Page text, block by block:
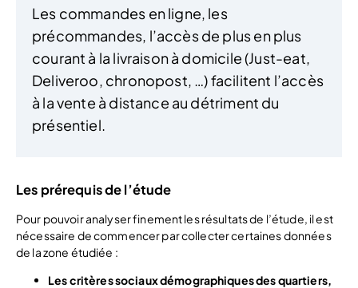
Les commandes en ligne, les
précommandes, l’accès de plus en plus
courant à la livraison à domicile (Just-eat,
Deliveroo, chronopost, …) facilitent l’accès
à la vente à distance au détriment du
présentiel.
Les prérequis de l’étude
Pour pouvoir analyser finement les résultats de l’étude, il est
nécessaire de commencer par collecter certaines données
de la zone étudiée :
Les critères sociaux démographiques des quartiers,